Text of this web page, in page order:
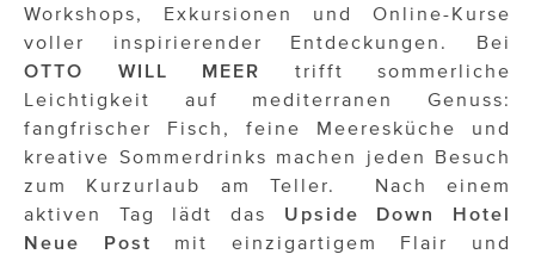
Workshops, Exkursionen und Online-Kurse
voller inspirierender Entdeckungen. Bei
OTTO WILL MEER
trifft sommerliche
Leichtigkeit auf mediterranen Genuss:
fangfrischer Fisch, feine Meeresküche und
kreative Sommerdrinks machen jeden Besuch
zum Kurzurlaub am Teller. Nach einem
aktiven Tag lädt das Upside Down Hotel
Neue Post mit einzigartigem Flair und